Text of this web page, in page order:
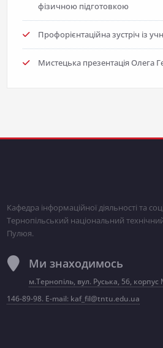
фізичною підготовкою
Профорієнтаційна зустріч із
Мистецька презентація Олега
Кафедра інформаційної діяльності та
Тернопільський національний технічний
Пулюя.
Ми знаходимось
м.Тернопіль, вул. Руська, 56,
146-89-98. E-mail: kaf_fil@tntu.edu.ua